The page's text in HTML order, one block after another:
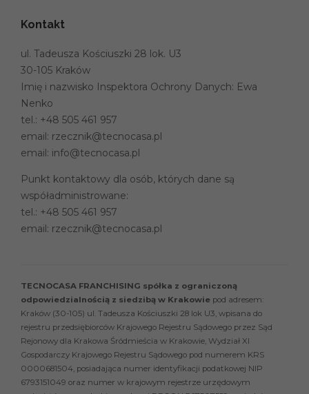
Kontakt
ul. Tadeusza Kościuszki 28 lok. U3
30-105 Kraków
Imię i nazwisko Inspektora Ochrony Danych: Ewa
Nenko
tel.: +48 505 461 957
email: rzecznik@tecnocasa.pl
email: info@tecnocasa.pl
Punkt kontaktowy dla osób, których dane są
współadministrowane:
tel.: +48 505 461 957
email: rzecznik@tecnocasa.pl
TECNOCASA FRANCHISING spółka z ograniczoną
odpowiedzialnością z siedzibą w Krakowie pod adresem:
Kraków (30-105) ul. Tadeusza Kościuszki 28 lok U3, wpisana do
rejestru przedsiębiorców Krajowego Rejestru Sądowego przez Sąd
Rejonowy dla Krakowa Śródmieścia w Krakowie, Wydział XI
Gospodarczy Krajowego Rejestru Sądowego pod numerem KRS
0000681504, posiadająca numer identyfikacji podatkowej NIP
6793151049 oraz numer w krajowym rejestrze urzędowym